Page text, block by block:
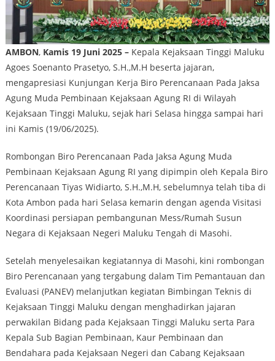
AMBON, Kamis 19 Juni 2025 –Kepala Kejaksaan Tinggi Maluku
Agoes Soenanto Prasetyo, S.H.,M.H beserta jajaran,
mengapresiasi Kunjungan Kerja Biro Perencanaan Pada Jaksa
Agung Muda Pembinaan Kejaksaan Agung RI di Wilayah
Kejaksaan Tinggi Maluku, sejak hari Selasa hingga sampai hari
ini Kamis (19/06/2025).
Rombongan Biro Perencanaan Pada Jaksa Agung Muda
Pembinaan Kejaksaan Agung RI yang dipimpin oleh Kepala Biro
Perencanaan Tiyas Widiarto, S.H.,M.H, sebelumnya telah tiba di
Kota Ambon pada hari Selasa kemarin dengan agenda Visitasi
Koordinasi persiapan pembangunan Mess/Rumah Susun
Negara di Kejaksaan Negeri Maluku Tengah di Masohi.
Setelah menyelesaikan kegiatannya di Masohi, kini rombongan
Biro Perencanaan yang tergabung dalam Tim Pemantauan dan
Evaluasi (PANEV) melanjutkan kegiatan Bimbingan Teknis di
Kejaksaan Tinggi Maluku dengan menghadirkan jajaran
perwakilan Bidang pada Kejaksaan Tinggi Maluku serta Para
Kepala Sub Bagian Pembinaan, Kaur Pembinaan dan
Bendahara pada Kejaksaan Negeri dan Cabang Kejaksaan